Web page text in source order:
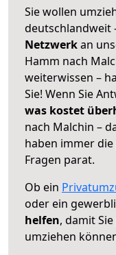
Sie wollen
deutschlandweit
Netzwerkan
Hamm nach
weiterwissen –
Sie! Wenn Sie
was kostet
nach Malchin –
haben immer
Fragen parat.
Ob ein
oder ein
helfen, damit
umziehen